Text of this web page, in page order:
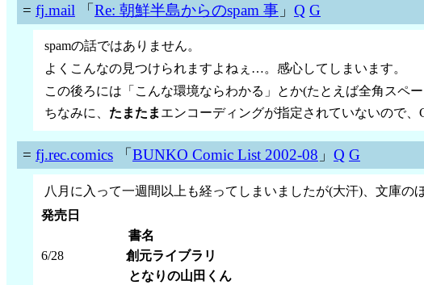
= fj.mail 「 Re: 朝鮮半島からのspam 事」 Q G
spamの話ではありません。
よくこんなの見つけられますよねぇ…。感心してしまいます。
この後ろには「こんな環境ならわかる」とか(たとえば全角スペ
ちなみに、 たまたま エンコーディングが指定されていないので、
= fj.rec.comics「 BUNKO Comic List 2002-08 」 Q G
八月に入って一週間以上も経ってしまいましたが(大汗)、文庫の
発売日
書名
6/28
創元ライブラリ
となりの山田くん